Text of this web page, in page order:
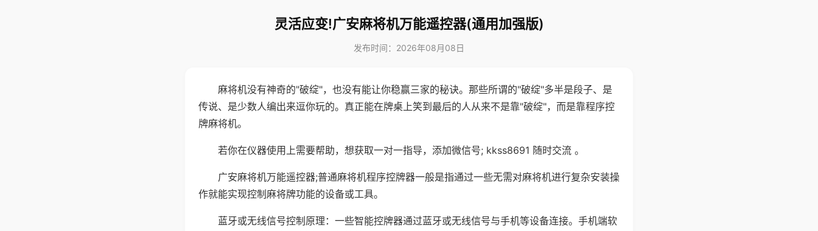
灵活应变!广安麻将机万能遥控器(通用加强版)
发布时间：2026年08月08日
麻将机没有神奇的"破绽"，也没有能让你稳赢三家的秘诀。那些所谓的"破绽"多半是段子、是
传说、是少数人编出来逗你玩的。真正能在牌桌上笑到最后的人从来不是靠"破绽"，而是靠程序控
牌麻将机。
若你在仪器使用上需要帮助，想获取一对一指导，添加微信号; kkss8691 随时交流 。
广安麻将机万能遥控器;普通麻将机程序控牌器一般是指通过一些无需对麻将机进行复杂安装操
作就能实现控制麻将牌功能的设备或工具。
蓝牙或无线信号控制原理：一些智能控牌器通过蓝牙或无线信号与手机等设备连接。手机端软